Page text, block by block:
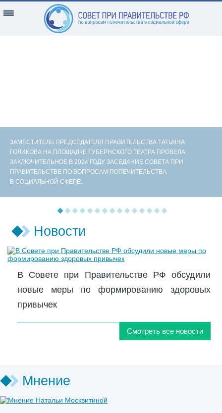
ЗАМЕСТИТЕЛЬ ПРЕДСЕДАТЕЛЯ ПРАВИТЕЛЬСТВА ТАТЬЯНА
ГОЛИКОВА НА ПЛОЩАДКЕ ГУБЕРНСКОГО ТЕАТРА ПРОВЕЛА
ЗАКЛЮЧИТЕЛЬНОЕ В 2024 ГОДУ ЗАСЕДАНИЕ СОВЕТА ПРИ
ПРАВИТЕЛЬСТВЕ ПО ВОПРОСАМ ПОПЕЧИТЕЛЬСТВА
В СОЦИАЛЬНОЙ СФЕРЕ.
Новости
В Совете при Правительстве РФ обсудили
новые меры по формированию здоровых
привычек
Смотреть все новости
Мнение